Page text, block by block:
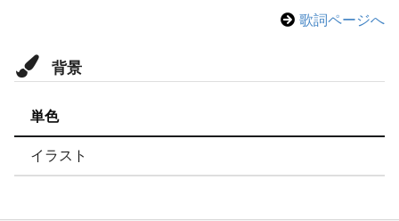
歌詞ページへ
背景
単色
イラスト